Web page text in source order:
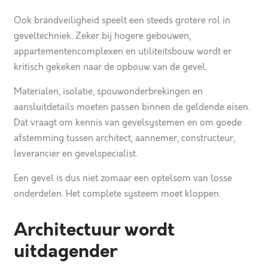
Ook brandveiligheid speelt een steeds grotere rol in
geveltechniek. Zeker bij hogere gebouwen,
appartementencomplexen en utiliteitsbouw wordt er
kritisch gekeken naar de opbouw van de gevel.
Materialen, isolatie, spouwonderbrekingen en
aansluitdetails moeten passen binnen de geldende eisen.
Dat vraagt om kennis van gevelsystemen en om goede
afstemming tussen architect, aannemer, constructeur,
leverancier en gevelspecialist.
Een gevel is dus niet zomaar een optelsom van losse
onderdelen. Het complete systeem moet kloppen.
Architectuur wordt
uitdagender